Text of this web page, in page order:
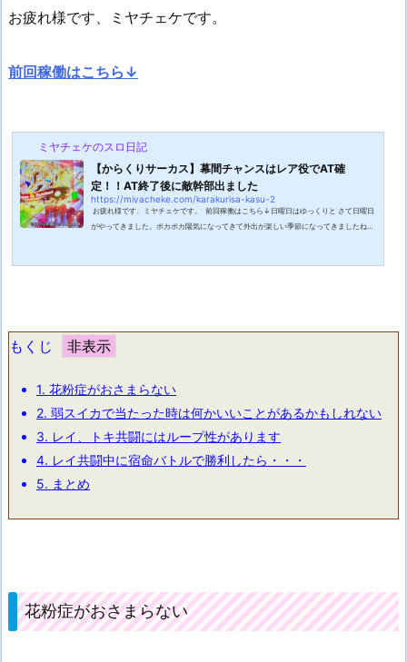
お疲れ様です、ミヤチェケです。
前回稼働はこちら↓
ミヤチェケのスロ日記
【からくりサーカス】幕間チャンスはレア役でAT確
定！！AT終了後に敵幹部出ました
https://miyacheke.com/karakurisa-kasu-2
お疲れ様です、ミヤチェケです。 前回稼働はこちら↓日曜日はゆっくりと さて日曜日
がやってきました。ポカポカ陽気になってきて外出が楽しい季節になってきましたね。
もくじ
1. 花粉症がおさまらない
2. 弱スイカで当たった時は何かいいことがあるかもしれない
3. レイ、トキ共闘にはループ性があります
4. レイ共闘中に宿命バトルで勝利したら・・・
5. まとめ
花粉症がおさまらない